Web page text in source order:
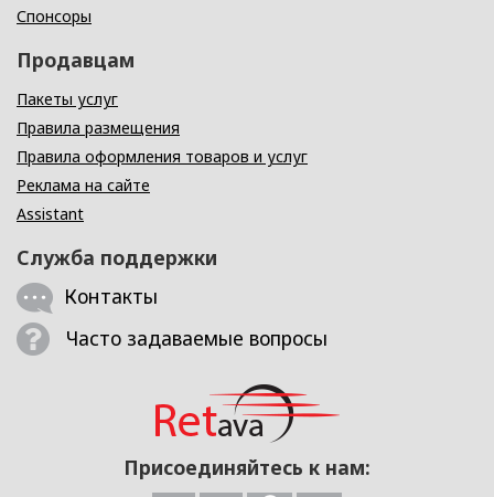
Спонсоры
Продавцам
Пакеты услуг
Правила размещения
Правила оформления товаров и услуг
Реклама на сайте
Assistant
Служба поддержки
Контакты
Часто задаваемые вопросы
Присоединяйтесь к нам: